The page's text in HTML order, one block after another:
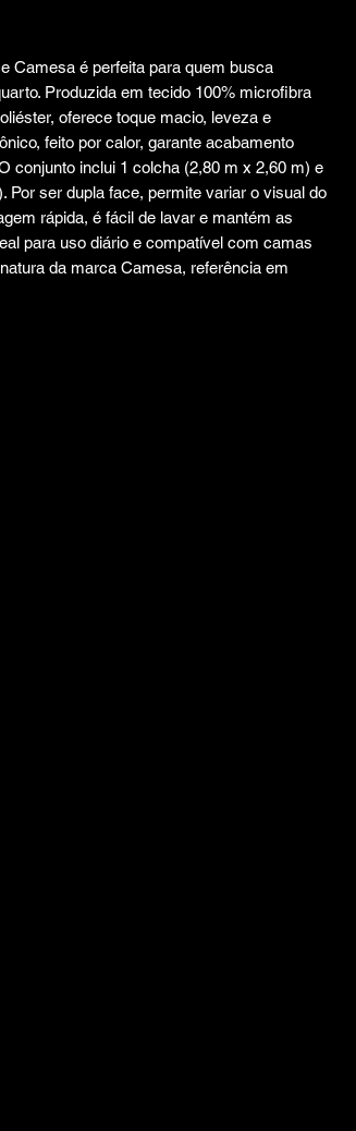
Camesa é perfeita para quem busca
Produzida em tecido 100% microfibra
oferece toque macio, leveza e
feito por calor, garante acabamento
conjunto inclui 1 colcha (2,80 m x 2,60 m) e
ser dupla face, permite variar o visual do
rápida, é fácil de lavar e mantém as
para uso diário e compatível com camas
da marca Camesa, referência em